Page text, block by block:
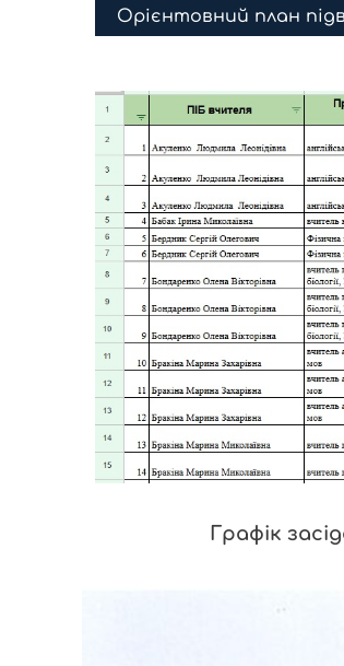
Орієнтовний план
Графік